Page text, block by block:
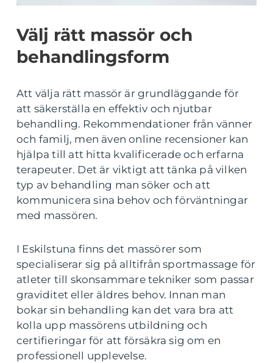
Välj rätt massör och
behandlingsform
Att välja rätt massör är grundläggande för
att säkerställa en effektiv och njutbar
behandling. Rekommendationer från vänner
och familj, men även online recensioner kan
hjälpa till att hitta kvalificerade och erfarna
terapeuter. Det är viktigt att tänka på vilken
typ av behandling man söker och att
kommunicera sina behov och förväntningar
med massören.
I Eskilstuna finns det massörer som
specialiserar sig på alltifrån sportmassage för
atleter till skonsammare tekniker som passar
graviditet eller äldres behov. Innan man
bokar sin behandling kan det vara bra att
kolla upp massörens utbildning och
certifieringar för att försäkra sig om en
professionell upplevelse.